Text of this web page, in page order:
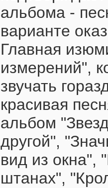
альбома -
варианте
Главная
измерений",
звучать
красивая
альбом
другой",
вид из окна",
штанах",